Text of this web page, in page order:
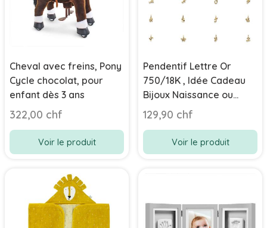
Cheval avec freins, Pony
Cycle chocolat, pour
enfant dès 3 ans
322,00 chf
Voir le produit
Pendentif Lettre Or
750/18K , Idée Cadeau
Bijoux Naissance ou
Anniversaire, Bébé
Enfant ou Adulte
129,90 chf
Voir le produit